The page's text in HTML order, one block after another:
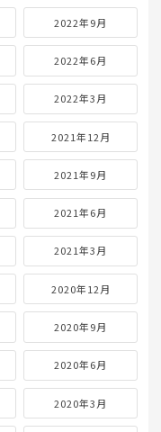
2022年9月
2022年6月
2022年3月
2021年12月
2021年9月
2021年6月
2021年3月
2020年12月
2020年9月
2020年6月
2020年3月